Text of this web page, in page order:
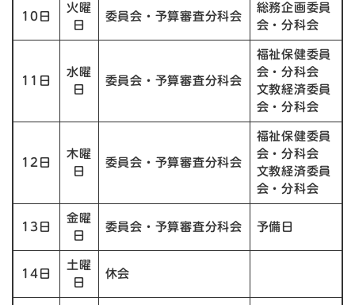
10日
火曜
日
委員会・予算審査分科会
総務企画委員
会・分科会
11日
水曜
日
委員会・予算審査分科会
福祉保健委員
会・分科会
文教経済委員
会・分科会
12日
木曜
日
委員会・予算審査分科会
福祉保健委員
会・分科会
文教経済委員
会・分科会
13日
金曜
日
委員会・予算審査分科会 予備日
14日
土曜
日
休会